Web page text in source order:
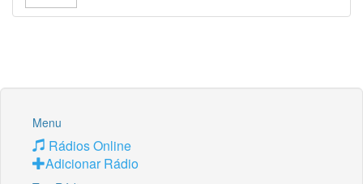
Menu
Rádios Online
Adicionar Rádio